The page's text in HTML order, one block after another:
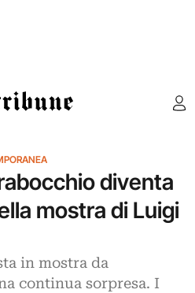
diventa
mostra di Luigi
in mostra da
continua sorpresa. I